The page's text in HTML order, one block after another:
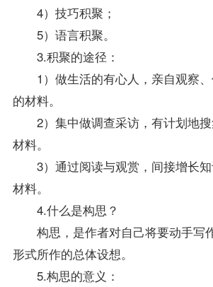
4）技巧积聚；
5）语言积聚。
3.积聚的途径：
1）做生活的有心人，亲自观察、
的材料。
2）集中做调查采访，有计划地搜
材料。
3）通过阅读与观赏，间接增长知
材料。
4.什么是构思？
构思，是作者对自己将要动手写
形式所作的总体设想。
5.构思的意义：